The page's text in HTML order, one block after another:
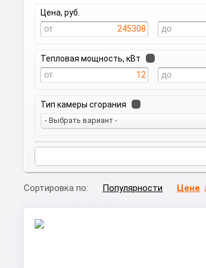
Цена, руб.
245308
Тепловая мощность, кВт
12
Тип камеры сгорания
- Выбрать вариант -
Сортировка по: Популярности Цене